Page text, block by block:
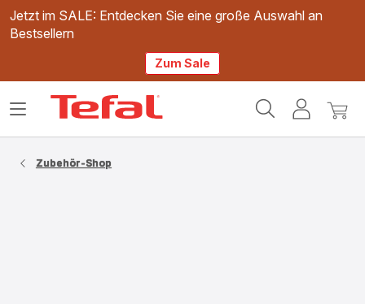
Jetzt im SALE: Entdecken Sie eine große Auswahl an
Bestsellern
Zum Sale
Mein
Mein
Das
Zubehör-Shop